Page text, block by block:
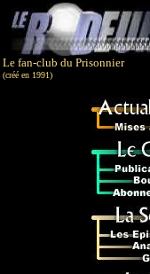
Le fan-club du Prisonnier
(créé en 1991)